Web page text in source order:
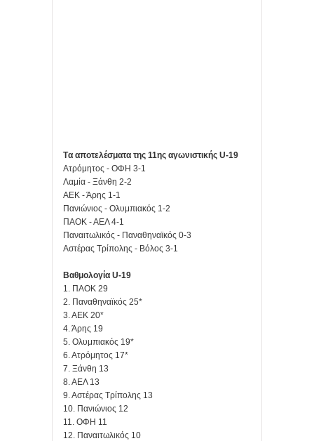
Tα αποτελέσματα της 11ης αγωνιστικής U-19
Ατρόμητος - OΦΗ 3-1
Λαμία - Ξάνθη 2-2
ΑΕΚ - Άρης 1-1
Πανιώνιος - Ολυμπιακός 1-2
ΠΑΟΚ - ΑΕΛ 4-1
Παναιτωλικός - Παναθηναϊκός 0-3
Αστέρας Τρίπολης - Βόλος 3-1
Βαθμολογία U-19
1. ΠΑΟΚ 29
2. Παναθηναϊκός 25*
3. ΑΕΚ 20*
4. Άρης 19
5. Ολυμπιακός 19*
6. Ατρόμητος 17*
7. Ξάνθη 13
8. ΑΕΛ 13
9. Αστέρας Τρίπολης 13
10. Πανιώνιος 12
11. ΟΦΗ 11
12. Παναιτωλικός 10